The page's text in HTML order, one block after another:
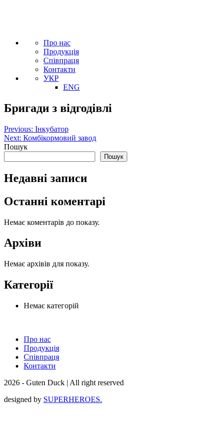
Про нас
Продукція
Співпраця
Контакти
УКР
ENG
Бригади з відгодівлі
Навігація
записів
Previous: Інкубатор
Next: Комбікормовий завод
Пошук
Пошук
Недавні записи
Останні коментарі
Немає коментарів до показу.
Архіви
Немає архівів для показу.
Категорії
Немає категорій
Про нас
Продукція
Співпраця
Контакти
2026 - Guten Duck | All right reserved
designed by SUPERHEROES.